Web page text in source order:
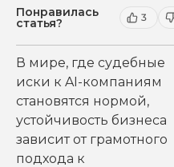
Понравилась
статья? 3
В мире, где судебные
иски к AI-компаниям
становятся нормой,
устойчивость бизнеса
зависит от грамотного
подхода к